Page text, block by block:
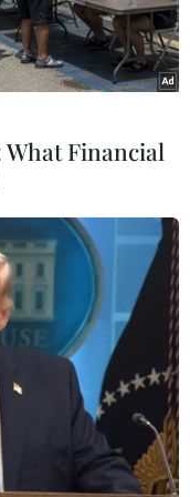
phát biểu tại Buenos
TTXVN)
tại Argentina
dư luận và giới
sít sao và khó
What Financial